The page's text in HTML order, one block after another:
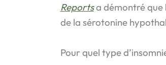
Reportsa démontré que
de la sérotonine
Pour quel type